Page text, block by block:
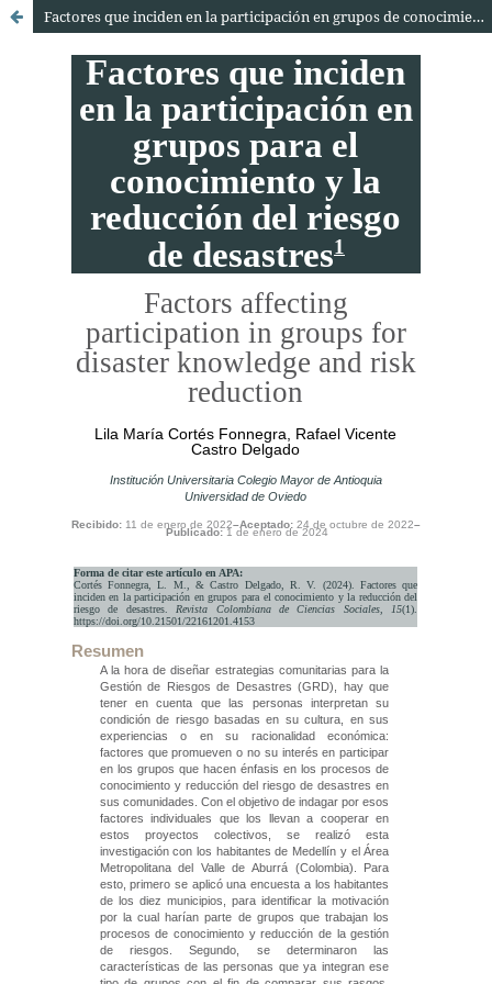
Factores que inciden en la participación en grupos de conocimiento y reducción de riesgos de desastres